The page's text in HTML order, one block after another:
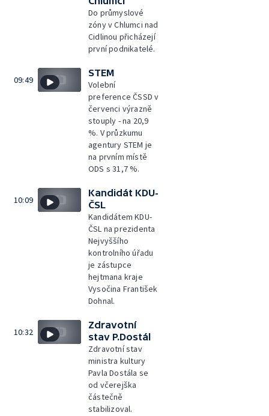
Do průmyslové
zóny v Chlumci nad
Cidlinou přicházejí
první podnikatelé.
09:49
STEM
Volební
preference ČSSD v
červenci výrazně
stouply - na 20,9
%. V průzkumu
agentury STEM je
na prvním místě
ODS s 31,7 %.
10:09
Kandidát KDU-
ČSL
Kandidátem KDU-
ČSL na prezidenta
Nejvyššího
kontrolního úřadu
je zástupce
hejtmana kraje
Vysočina František
Dohnal.
10:32
Zdravotní
stav P.Dostál
Zdravotní stav
ministra kultury
Pavla Dostála se
od včerejška
částečně
stabilizoval.